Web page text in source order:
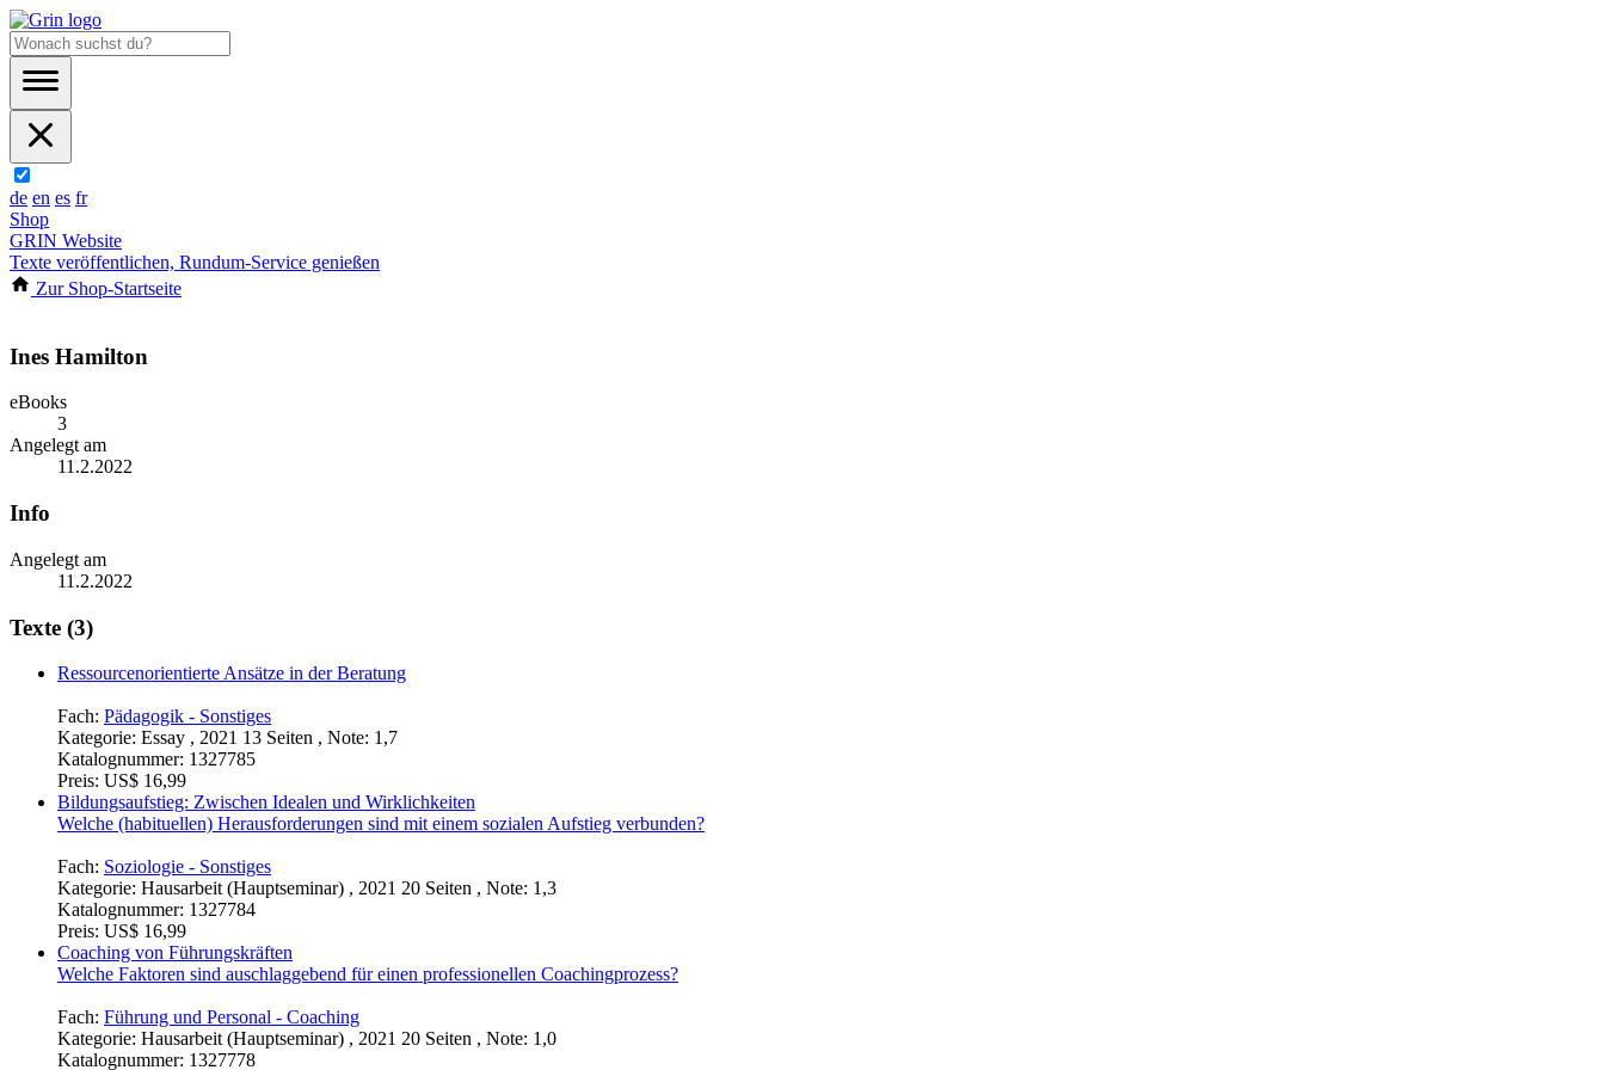
de en es fr
Shop
GRIN Website
Texte veröffentlichen, Rundum-Service genießen
Zur Shop-Startseite
Ines Hamilton
eBooks
3
Angelegt am
11.2.2022
Info
Angelegt am
11.2.2022
Texte (3)
Ressourcenorientierte Ansätze in der Beratung
Fach: Pädagogik - Sonstiges
Kategorie: Essay , 2021 13 Seiten , Note: 1,7
Katalognummer: 1327785
Preis: US$ 16,99
Bildungsaufstieg: Zwischen Idealen und Wirklichkeiten
Welche (habituellen) Herausforderungen sind mit einem sozialen Aufstieg verbunden?
Fach: Soziologie - Sonstiges
Kategorie: Hausarbeit (Hauptseminar) , 2021 20 Seiten , Note: 1,3
Katalognummer: 1327784
Preis: US$ 16,99
Coaching von Führungskräften
Welche Faktoren sind auschlaggebend für einen professionellen Coachingprozess?
Fach: Führung und Personal - Coaching
Kategorie: Hausarbeit (Hauptseminar) , 2021 20 Seiten , Note: 1,0
Katalognummer: 1327778